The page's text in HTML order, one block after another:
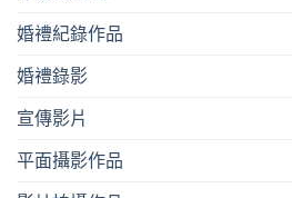
婚禮紀錄作品
婚禮錄影
宣傳影片
平⾯攝影作品